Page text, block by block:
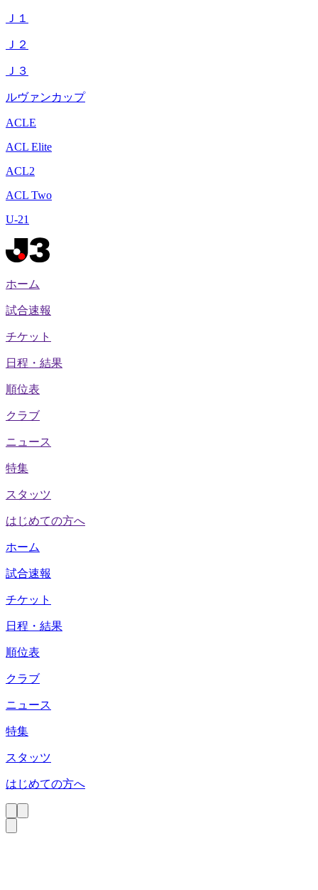
Ｊ１
Ｊ２
Ｊ３
ルヴァンカップ
ACLE
ACL Elite
ACL2
ACL Two
U-21
ホーム
試合速報
チケット
日程・結果
順位表
クラブ
ニュース
特集
スタッツ
はじめての方へ
ホーム
試合速報
チケット
日程・結果
順位表
クラブ
ニュース
特集
スタッツ
はじめての方へ